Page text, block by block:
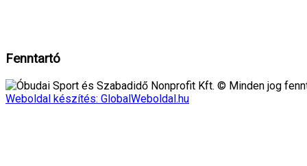
Fenntartó
Óbudai Sport és Szabadidő Nonprofit Kft. © Minden jog
Weboldal készítés: GlobalWeboldal.hu